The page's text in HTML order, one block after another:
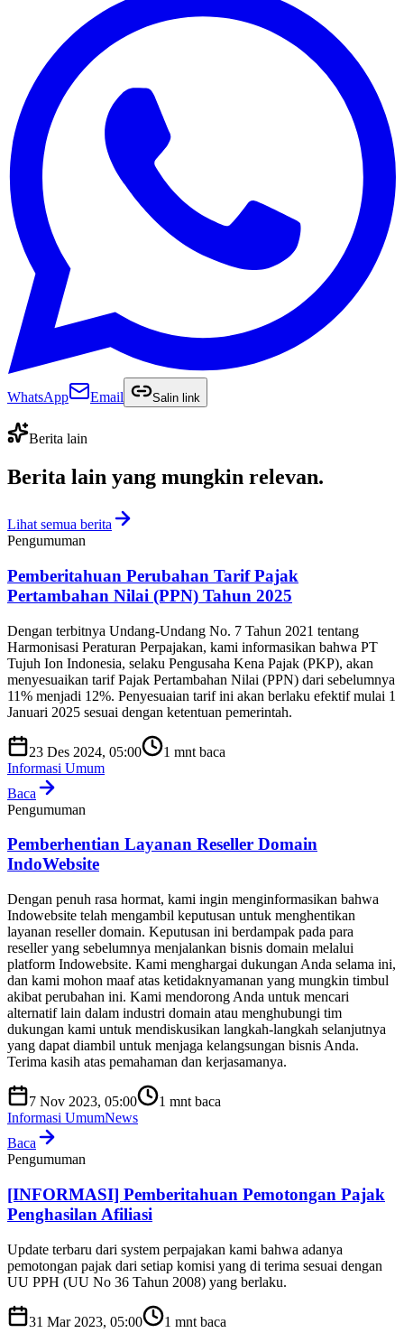
WhatsApp Email Salin link
Berita lain
Berita lain yang mungkin relevan.
Lihat semua berita
Pengumuman
Pemberitahuan Perubahan Tarif Pajak
Pertambahan Nilai (PPN) Tahun 2025
Dengan terbitnya Undang-Undang No. 7 Tahun 2021 tentang
Harmonisasi Peraturan Perpajakan, kami informasikan bahwa PT
Tujuh Ion Indonesia, selaku Pengusaha Kena Pajak (PKP), akan
menyesuaikan tarif Pajak Pertambahan Nilai (PPN) dari sebelumnya
11% menjadi 12%. Penyesuaian tarif ini akan berlaku efektif mulai 1
Januari 2025 sesuai dengan ketentuan pemerintah.
23 Des 2024, 05:00 1 mnt baca
Informasi Umum
Baca
Pengumuman
Pemberhentian Layanan Reseller Domain
IndoWebsite
Dengan penuh rasa hormat, kami ingin menginformasikan bahwa
Indowebsite telah mengambil keputusan untuk menghentikan
layanan reseller domain. Keputusan ini berdampak pada para
reseller yang sebelumnya menjalankan bisnis domain melalui
platform Indowebsite. Kami menghargai dukungan Anda selama ini,
dan kami mohon maaf atas ketidaknyamanan yang mungkin timbul
akibat perubahan ini. Kami mendorong Anda untuk mencari
alternatif lain dalam industri domain atau menghubungi tim
dukungan kami untuk mendiskusikan langkah-langkah selanjutnya
yang dapat diambil untuk menjaga kelangsungan bisnis Anda.
Terima kasih atas pemahaman dan kerjasamanya.
7 Nov 2023, 05:00 1 mnt baca
Informasi UmumNews
Baca
Pengumuman
[INFORMASI] Pemberitahuan Pemotongan Pajak
Penghasilan Afiliasi
Update terbaru dari system perpajakan kami bahwa adanya
pemotongan pajak dari setiap komisi yang di terima sesuai dengan
UU PPH (UU No 36 Tahun 2008) yang berlaku.
31 Mar 2023, 05:00 1 mnt baca